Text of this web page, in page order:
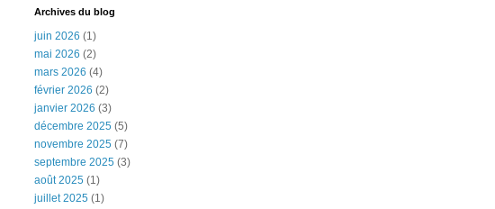
Archives du blog
juin 2026 (1)
mai 2026 (2)
mars 2026 (4)
février 2026 (2)
janvier 2026 (3)
décembre 2025 (5)
novembre 2025 (7)
septembre 2025 (3)
août 2025 (1)
juillet 2025 (1)